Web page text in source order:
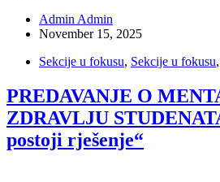
Admin Admin
November 15, 2025
Sekcije u fokusu, Sekcije u fokusu,
PREDAVANJE O
ZDRAVLJU
postoji rješenje“